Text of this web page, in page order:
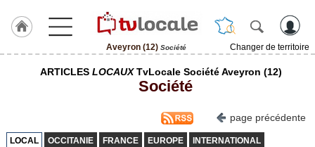
Aveyron (12) Société
Changer de territoire
(12)
ARTICLES LOCAUXTvLocale Société Aveyron (12)
Société
page précédente
LOCAL OCCITANIE FRANCE EUROPE INTERNATIONAL